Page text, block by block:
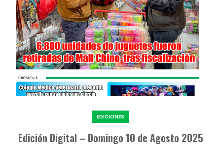
EDICIONES
Edición Digital – Domingo 10 de Agosto 2025